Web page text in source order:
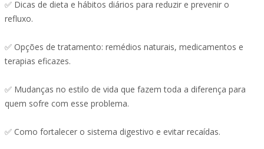
✅ Dicas de dieta e hábitos diários para reduzir e prevenir o
refluxo.
✅ Opções de tratamento: remédios naturais, medicamentos e
terapias eficazes.
✅ Mudanças no estilo de vida que fazem toda a diferença para
quem sofre com esse problema.
✅ Como fortalecer o sistema digestivo e evitar recaídas.